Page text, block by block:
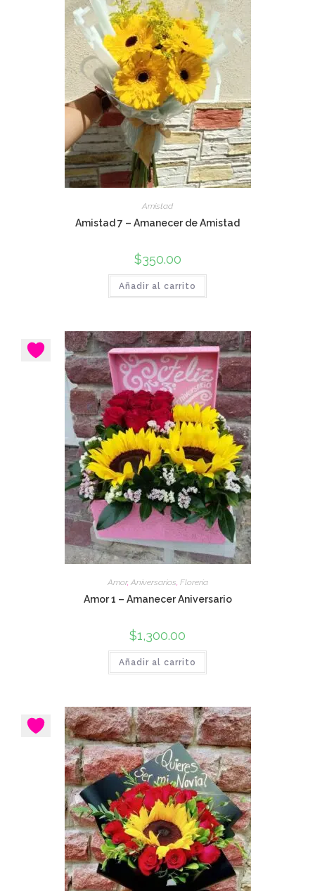
Amistad
Amistad 7 – Amanecer de Amistad
$350.00
Añadir al carrito
Amor, Aniversarios Florería
Amor 1 – Amanecer Aniversario
$1,300.00
Añadir al carrito